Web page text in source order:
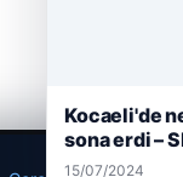
Kocaeli'de
sona erdi –
15/07/2024